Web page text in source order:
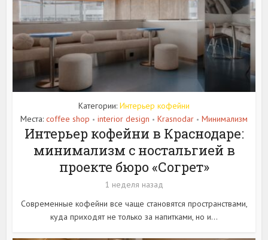
Категории: Интерьер кофейни
Места: coffee shop • interior design • Krasnodar • Минимализм
Интерьер кофейни в Краснодаре:
минимализм с ностальгией в
проекте бюро «Согрет»
1 неделя назад
Современные кофейни все чаще становятся пространствами,
куда приходят не только за напитками, но и...